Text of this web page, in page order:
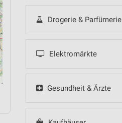
Drogerie & Parfümerie
Elektromärkte
Gesundheit & Ärzte